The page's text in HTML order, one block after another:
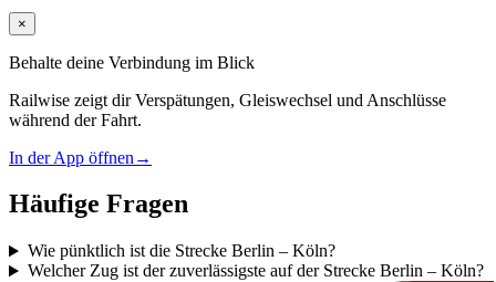
×
Behalte deine Verbindung im Blick
Railwise zeigt dir Verspätungen, Gleiswechsel und Anschlüsse
während der Fahrt.
In der App öffnen →
Häufige Fragen
Wie pünktlich ist die Strecke Berlin – Köln?
Welcher Zug ist der zuverlässigste auf der Strecke Berlin – Köln?